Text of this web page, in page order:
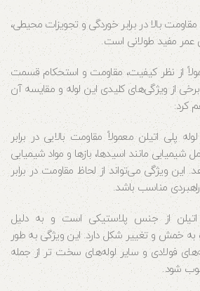
بالا در برابر خوردگی و تجویزات محیطی،
10 اینچ معمولاً از نظر کیفیت، مقاومت و استحکام قسمت
از ویژگی‌های کلیدی این لوله و مقایسه آن
کرد:
پلی اتیلن معمولاً مقاومت بالایی در برابر
شیمیایی مانند اسیدها، بازها و مواد شیمیایی
ویژگی می‌تواند از لحاظ مقاومت در برابر
مناسب باشد.
اتیلن از جنس پلاستیکی است و به دلیل
به خمش و تغییر شکل دارد. این ویژگی به طور
فولادی و سایر لوله‌های سخت تر از جمله
شود.